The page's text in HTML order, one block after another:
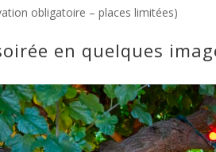
obligatoire – places limitées)
en quelques